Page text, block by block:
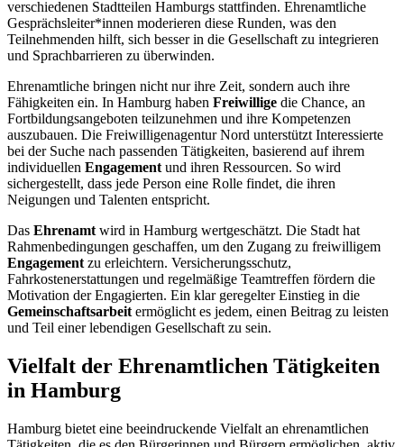
verschiedenen Stadtteilen Hamburgs stattfinden. Ehrenamtliche
Gesprächsleiter*innen moderieren diese Runden, was den
Teilnehmenden hilft, sich besser in die Gesellschaft zu integrieren
und Sprachbarrieren zu überwinden.
Ehrenamtliche bringen nicht nur ihre Zeit, sondern auch ihre
Fähigkeiten ein. In Hamburg haben Freiwillige die Chance, an
Fortbildungsangeboten teilzunehmen und ihre Kompetenzen
auszubauen. Die Freiwilligenagentur Nord unterstützt Interessierte
bei der Suche nach passenden Tätigkeiten, basierend auf ihrem
individuellen Engagement und ihren Ressourcen. So wird
sichergestellt, dass jede Person eine Rolle findet, die ihren
Neigungen und Talenten entspricht.
Das Ehrenamt wird in Hamburg wertgeschätzt. Die Stadt hat
Rahmenbedingungen geschaffen, um den Zugang zu freiwilligem
Engagement zu erleichtern. Versicherungsschutz,
Fahrkostenerstattungen und regelmäßige Teamtreffen fördern die
Motivation der Engagierten. Ein klar geregelter Einstieg in die
Gemeinschaftsarbeit ermöglicht es jedem, einen Beitrag zu leisten
und Teil einer lebendigen Gesellschaft zu sein.
Vielfalt der Ehrenamtlichen Tätigkeiten
in Hamburg
Hamburg bietet eine beeindruckende Vielfalt an ehrenamtlichen